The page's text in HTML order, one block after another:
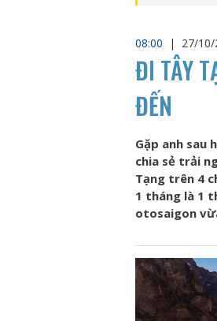
08:00
| 27/10/
ĐI TÂY
ĐẾN
Gặp anh sau
chia sẻ trải
Tạng trên 4
1 tháng là 1
otosaigon